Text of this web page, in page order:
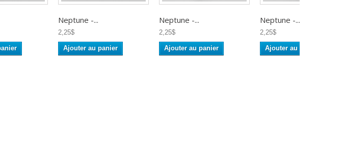
Neptune -...
2,25$
Ajouter au panier
Neptune -...
2,25$
Ajouter au panier
Neptune -...
2,25$
Ajouter au panier